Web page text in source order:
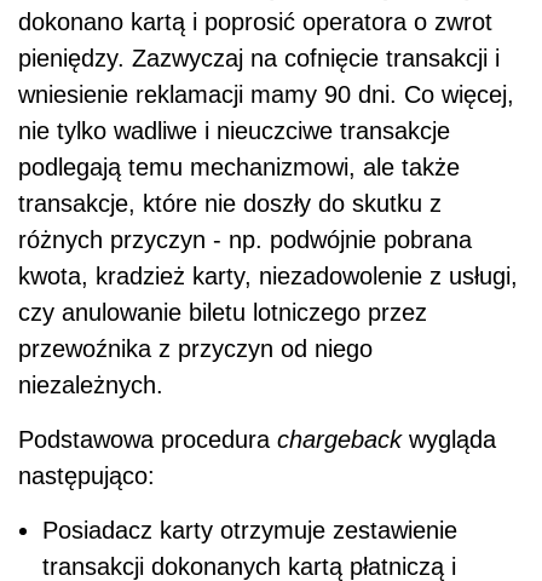
dokonano kartą i poprosić operatora o zwrot
pieniędzy. Zazwyczaj na cofnięcie transakcji i
wniesienie reklamacji mamy 90 dni. Co więcej,
nie tylko wadliwe i nieuczciwe transakcje
podlegają temu mechanizmowi, ale także
transakcje, które nie doszły do skutku z
różnych przyczyn - np. podwójnie pobrana
kwota, kradzież karty, niezadowolenie z usługi,
czy anulowanie biletu lotniczego przez
przewoźnika z przyczyn od niego
niezależnych.
Podstawowa procedura chargebackwygląda
następująco:
Posiadacz karty otrzymuje zestawienie
transakcji dokonanych kartą płatniczą i